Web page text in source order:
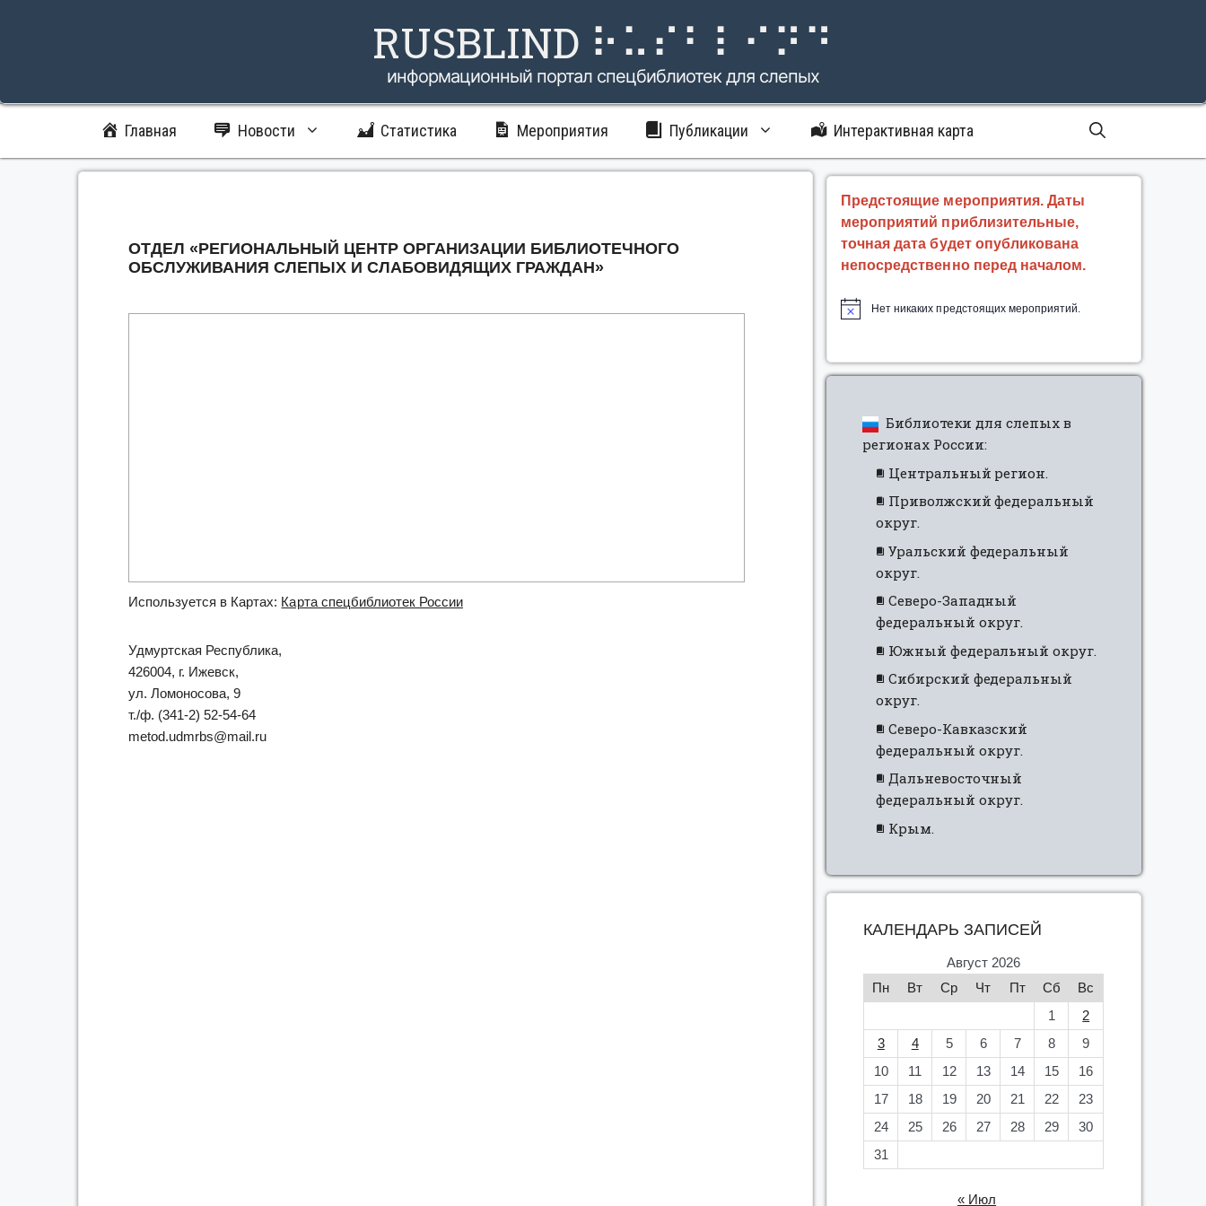
RUSBLIND ⠗⠥⠎⠃⠇⠊⠝⠙
информационный портал спецбиблиотек для слепых
Главная Новости Статистика Мероприятия Публикации Интерактивная карта
ОТДЕЛ «РЕГИОНАЛЬНЫЙ ЦЕНТР ОРГАНИЗАЦИИ БИБЛИОТЕЧНОГО
ОБСЛУЖИВАНИЯ СЛЕПЫХ И СЛАБОВИДЯЩИХ ГРАЖДАН»
Используется в Картах: Карта спецбиблиотек России
Удмуртская Республика,
426004, г. Ижевск,
ул. Ломоносова, 9
т./ф. (341-2) 52-54-64
metod.udmrbs@mail.ru
Предстоящие мероприятия. Даты
мероприятий приблизительные,
точная дата будет опубликована
непосредственно перед началом.
Нет никаких предстоящих мероприятий.
Библиотеки для слепых в
регионах России:
Центральный регион.
Приволжский федеральный
округ.
Уральский федеральный
округ.
Северо-Западный
федеральный округ.
Южный федеральный округ.
Сибирский федеральный
округ.
Северо-Кавказский
федеральный округ.
Дальневосточный
федеральный округ.
Крым.
КАЛЕНДАРЬ ЗАПИСЕЙ
Август 2026
Пн
Вт Ср Чт Пт Сб
Вс
1
2
3
4 5 6 7 8
9
10
11 12 13 14 15
16
17
18 19 20 21 22
23
24
25 26 27 28 29
30
31
« Июл